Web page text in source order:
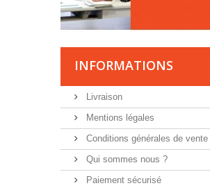
INFORMATIONS
Livraison
Mentions légales
Conditions générales de vente
Qui sommes nous ?
Paiement sécurisé